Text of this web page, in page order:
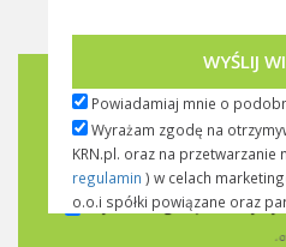
WYŚLIJ
Powiadamiaj mnie o
Wyrażam zgodę na
KRN.pl. oraz na
regulamin ) w celach
o.o.i spółki powiązane oraz
Biuletyn
Wyrażam zgodę na